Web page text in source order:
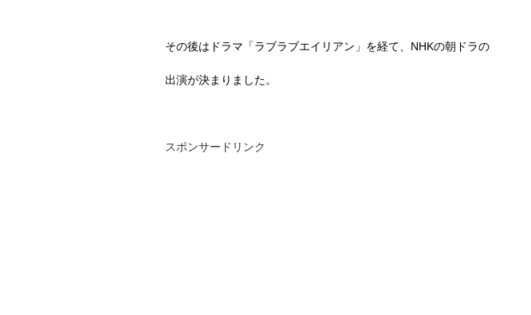
その後はドラマ「ラブラブエイリアン」を経て、 NHKの朝ドラの
出演が決まりました。
スポンサードリンク